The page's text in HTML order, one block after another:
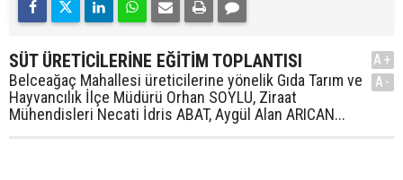
SÜT ÜRETİCİLERİNE EĞİTİM TOPLANTISI
Belceağaç Mahallesi üreticilerine yönelik Gıda Tarım ve
Hayvancılık İlçe Müdürü Orhan SOYLU, Ziraat
Mühendisleri Necati İdris ABAT, Aygül Alan ARICAN...
A+
A-